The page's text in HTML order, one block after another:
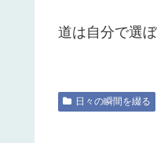
道は自分で選ぼ
日々の瞬間を綴る